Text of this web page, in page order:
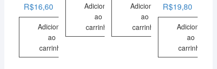
R$16,60
Adicionar
ao
carrinho
Adicionar
ao
carrinho
Adicionar
ao
carrinho
R$19,80
Adicionar
ao
carrinho